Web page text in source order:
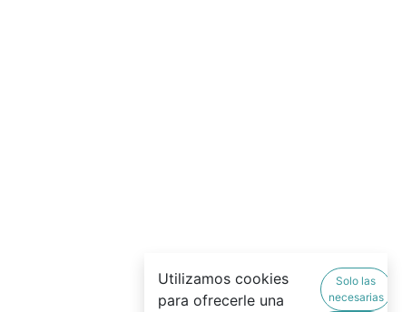
Utilizamos cookies
para ofrecerle una
Solo las
necesarias